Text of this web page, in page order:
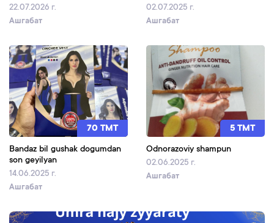
22.07.2026 г.
Ашгабат
02.07.2025 г.
Ашгабат
70 TMT
Bandaz bil gushak dogumdan
son geyilyan
14.06.2025 г.
Ашгабат
5 TMT
Odnorazoviy shampun
02.06.2025 г.
Ашгабат